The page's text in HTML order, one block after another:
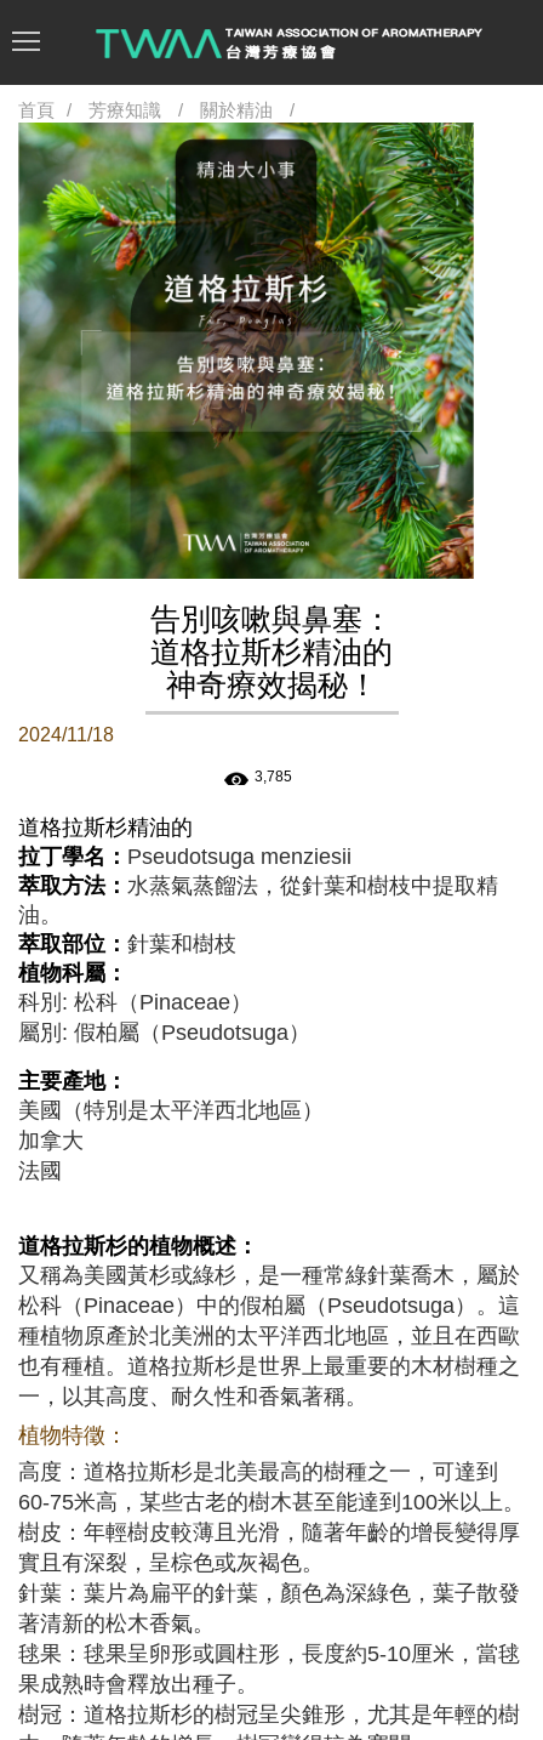
首頁 芳療知識 關於精油
告別咳嗽與鼻塞：
道格拉斯杉精油的
神奇療效揭秘！
2024/11/18
3,785
道格拉斯杉精油的
拉丁學名： Pseudotsuga menziesii
萃取方法： 水蒸氣蒸餾法，從針葉和樹枝中提取精
油。
萃取部位： 針葉和樹枝
植物科屬：
科別: 松科（Pinaceae）
屬別: 假柏屬（Pseudotsuga）
主要產地：
美國（特別是太平洋西北地區）
加拿大
法國
道格拉斯杉的植物概述：
又稱為美國黃杉或綠杉，是一種常綠針葉喬木，屬於
松科（Pinaceae）中的假柏屬（Pseudotsuga）。這
種植物原產於北美洲的太平洋西北地區，並且在西歐
也有種植。道格拉斯杉是世界上最重要的木材樹種之
一，以其高度、耐久性和香氣著稱。
植物特徵：
高度：道格拉斯杉是北美最高的樹種之一，可達到
60-75米高，某些古老的樹木甚至能達到100米以上。
樹皮：年輕樹皮較薄且光滑，隨著年齡的增長變得厚
實且有深裂，呈棕色或灰褐色。
針葉：葉片為扁平的針葉，顏色為深綠色，葉子散發
著清新的松木香氣。
毬果：毬果呈卵形或圓柱形，長度約5-10厘米，當毬
果成熟時會釋放出種子。
樹冠：道格拉斯杉的樹冠呈尖錐形，尤其是年輕的樹